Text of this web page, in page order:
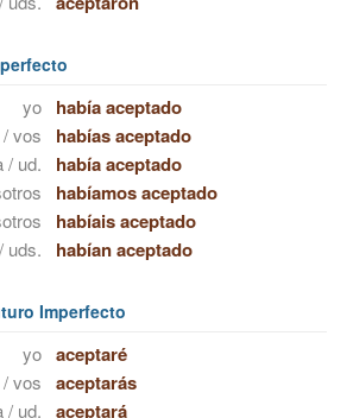
yo había aceptado
vos habías aceptado
/ ud. había aceptado
habíamos aceptado
habíais aceptado
uds. habían aceptado
Imperfecto
yo aceptaré
vos aceptarás
/ ud. aceptará